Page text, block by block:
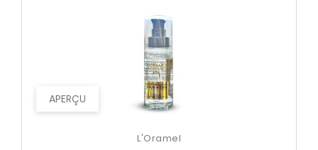
APERÇU
L'Oramel